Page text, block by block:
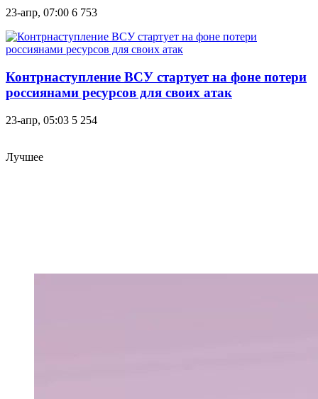
23-апр, 07:00 6 753
Контрнаступление ВСУ стартует на фоне потери
россиянами ресурсов для своих атак
23-апр, 05:03 5 254
Лучшее